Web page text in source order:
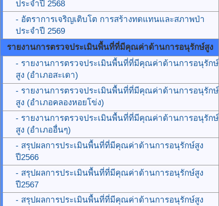
ประจำปี 2568
- อัตราการเจริญเติบโต การสร้างทดแทนและสภาพป่า
ประจำปี 2569
รายงานการตรวจประเมินพื้นที่ที่มีคุณค่าด้านการอนุรักษ์สูง
- รายงานการตรวจประเมินพื้นที่ที่มีคุณค่าด้านการอนุรักษ์
สูง (อำเภอสะเดา)
- รายงานการตรวจประเมินพื้นที่ที่มีคุณค่าด้านการอนุรักษ์
สูง (อำเภอคลองหอยโข่ง)
- รายงานการตรวจประเมินพื้นที่ที่มีคุณค่าด้านการอนุรักษ์
สูง (อำเภออื่นๆ)
- สรุปผลการประเมินพื้นที่ที่มีคุณค่าด้านการอนุรักษ์สูง
ปี2566
- สรุปผลการประเมินพื้นที่ที่มีคุณค่าด้านการอนุรักษ์สูง
ปี2567
- สรุปผลการประเมินพื้นที่ที่มีคุณค่าด้านการอนุรักษ์สูง